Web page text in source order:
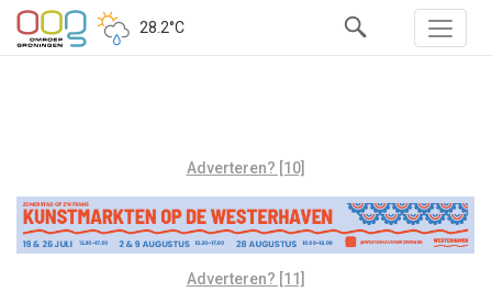
28.2°C
Adverteren? [10]
Adverteren? [11]